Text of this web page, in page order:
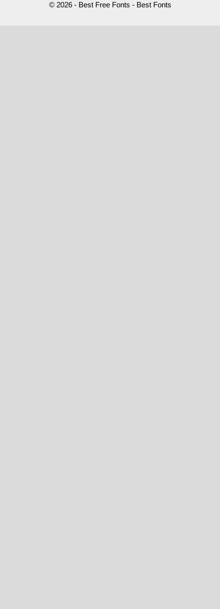
© 2026 - Best Free Fonts - Best Fonts